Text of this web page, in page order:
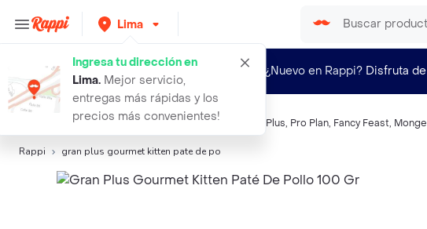
Lima
Ingresa tu dirección en
Lima. Mejor servicio,
entregas más rápidas y los
precios más convenientes!
¿Nuevo en Rappi? Disfruta de
Búsquedas relacionadas: Alimento para gatos Gran Plus, Pro Plan, Fancy Feast, Monge
Rappi gran plus gourmet kitten pate de po